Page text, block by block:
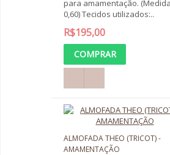
para amamentação.
0,60) Tecidos utilizados:..
R$195,00
ALMOFADA THEO (TRICOT) -
AMAMENTAÇÃO